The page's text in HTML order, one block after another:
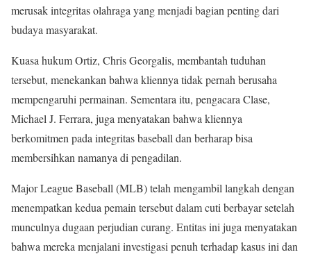
merusak integritas olahraga yang menjadi bagian penting dari
budaya masyarakat.
Kuasa hukum Ortiz, Chris Georgalis, membantah tuduhan
tersebut, menekankan bahwa kliennya tidak pernah berusaha
mempengaruhi permainan. Sementara itu, pengacara Clase,
Michael J. Ferrara, juga menyatakan bahwa kliennya
berkomitmen pada integritas baseball dan berharap bisa
membersihkan namanya di pengadilan.
Major League Baseball (MLB) telah mengambil langkah dengan
menempatkan kedua pemain tersebut dalam cuti berbayar setelah
munculnya dugaan perjudian curang. Entitas ini juga menyatakan
bahwa mereka menjalani investigasi penuh terhadap kasus ini dan